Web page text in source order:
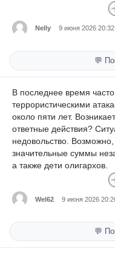
Nelly 9 июня 2026 20:32
💬
В последнее время
террористическими
около пяти лет.
ответные действия?
недовольство.
значительные суммы
а также дети олигархов.
Wel62 9 июня 2026
💬